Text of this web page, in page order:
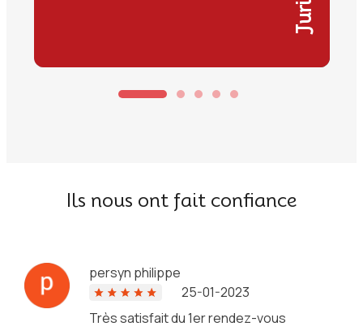
Ils nous ont fait confiance
persyn philippe
25-01-2023
Très satisfait du 1er rendez-vous